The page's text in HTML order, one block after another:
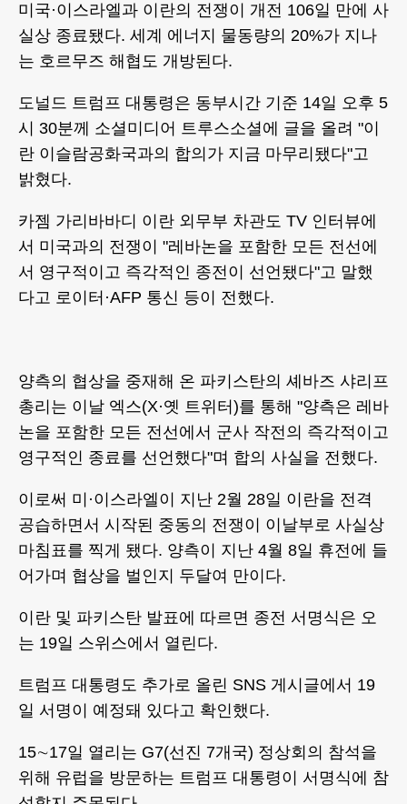
미국·이스라엘과 이란의 전쟁이 개전 106일 만에 사
실상 종료됐다. 세계 에너지 물동량의 20%가 지나
는 호르무즈 해협도 개방된다.
도널드 트럼프 대통령은 동부시간 기준 14일 오후 5
시 30분께 소셜미디어 트루스소셜에 글을 올려 "이
란 이슬람공화국과의 합의가 지금 마무리됐다"고
밝혔다.
카젬 가리바바디 이란 외무부 차관도 TV 인터뷰에
서 미국과의 전쟁이 "레바논을 포함한 모든 전선에
서 영구적이고 즉각적인 종전이 선언됐다"고 말했
다고 로이터·AFP 통신 등이 전했다.
양측의 협상을 중재해 온 파키스탄의 셰바즈 샤리프
총리는 이날 엑스(X·옛 트위터)를 통해 "양측은 레바
논을 포함한 모든 전선에서 군사 작전의 즉각적이고
영구적인 종료를 선언했다"며 합의 사실을 전했다.
이로써 미·이스라엘이 지난 2월 28일 이란을 전격
공습하면서 시작된 중동의 전쟁이 이날부로 사실상
마침표를 찍게 됐다. 양측이 지난 4월 8일 휴전에 들
어가며 협상을 벌인지 두달여 만이다.
이란 및 파키스탄 발표에 따르면 종전 서명식은 오
는 19일 스위스에서 열린다.
트럼프 대통령도 추가로 올린 SNS 게시글에서 19
일 서명이 예정돼 있다고 확인했다.
15∼17일 열리는 G7(선진 7개국) 정상회의 참석을
위해 유럽을 방문하는 트럼프 대통령이 서명식에 참